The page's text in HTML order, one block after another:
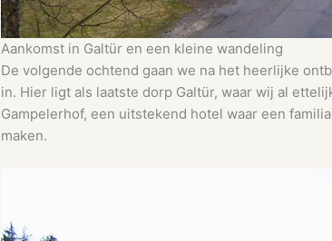
Aankomst in Galtür en een kleine wandeling
De volgende ochtend gaan we na het heerlijke
in. Hier ligt als laatste dorp Galtür, waar wij al
Gampelerhof, een uitstekend hotel waar een
maken.